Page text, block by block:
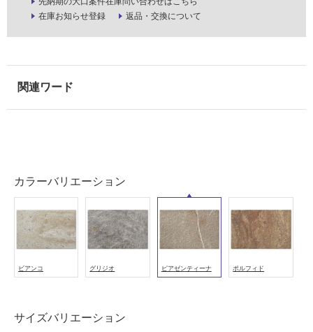
在庫お知らせ登録
返品・交換について
カラーバリエーション
ビアンコ グリジオ ピアゼンティーナ ポルフィド
サイズバリエーション
壁・
壁
使
用
可
能
(寒
地